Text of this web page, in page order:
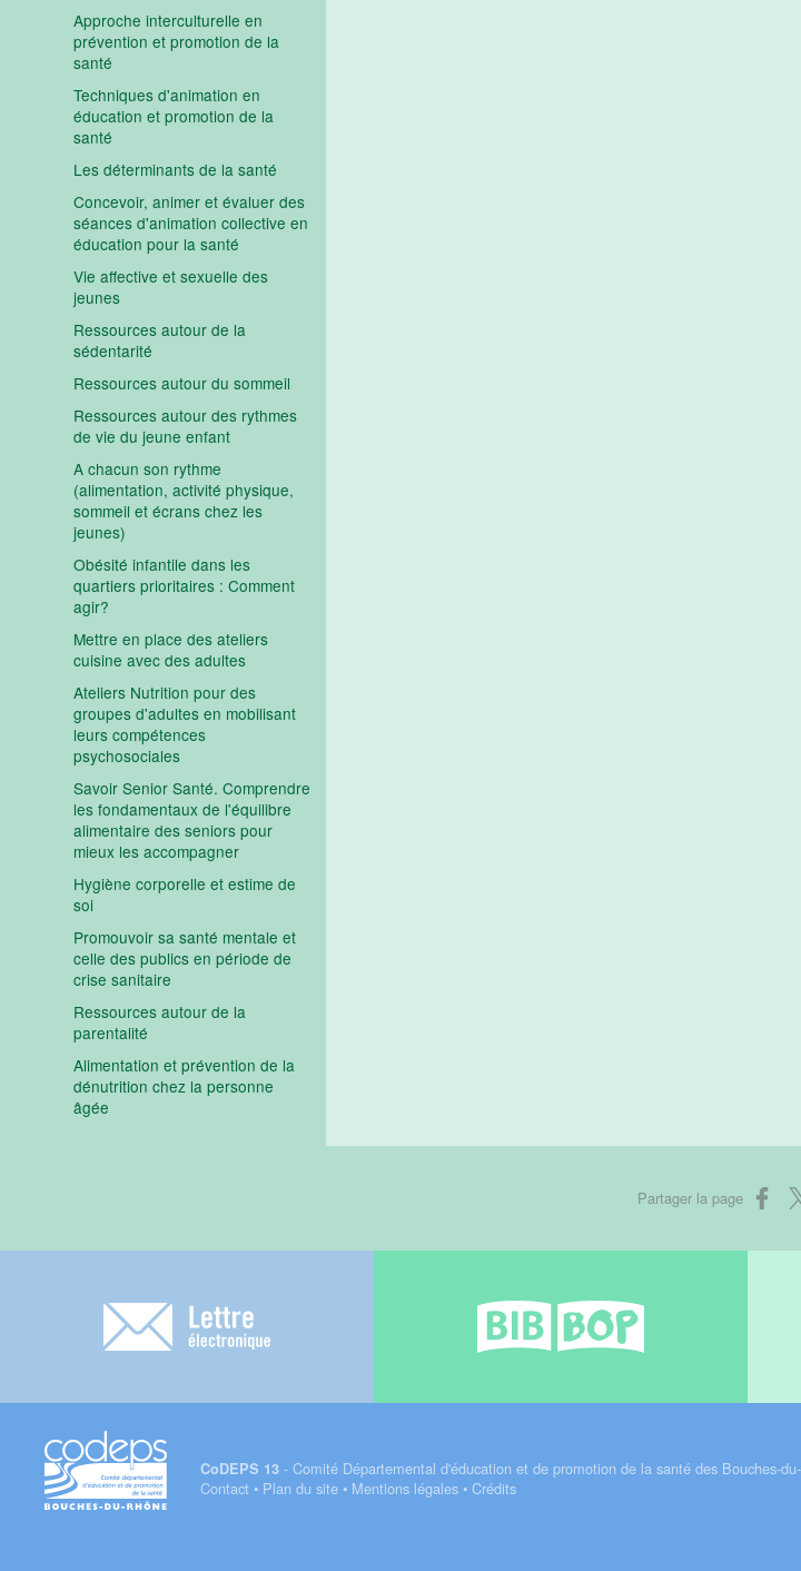
Approche interculturelle en
prévention et promotion de la
santé
Techniques d'animation en
éducation et promotion de la
santé
Les déterminants de la santé
Concevoir, animer et évaluer des
séances d'animation collective en
éducation pour la santé
Vie affective et sexuelle des
jeunes
Ressources autour de la
sédentarité
Ressources autour du sommeil
Ressources autour des rythmes
de vie du jeune enfant
A chacun son rythme
(alimentation, activité physique,
sommeil et écrans chez les
jeunes)
Obésité infantile dans les
quartiers prioritaires : Comment
agir?
Mettre en place des ateliers
cuisine avec des adultes
Ateliers Nutrition pour des
groupes d'adultes en mobilisant
leurs compétences
psychosociales
Savoir Senior Santé. Comprendre
les fondamentaux de l'équilibre
alimentaire des seniors pour
mieux les accompagner
Hygiène corporelle et estime de
soi
Promouvoir sa santé mentale et
celle des publics en période de
crise sanitaire
Ressources autour de la
parentalité
Alimentation et prévention de la
dénutrition chez la personne
âgée
Partager la page
CoDEPS 13 - Comité Départemental d'éducation et de promotion de la santé des Bouches-
Contact • Plan du site • Mentions légales •Crédits